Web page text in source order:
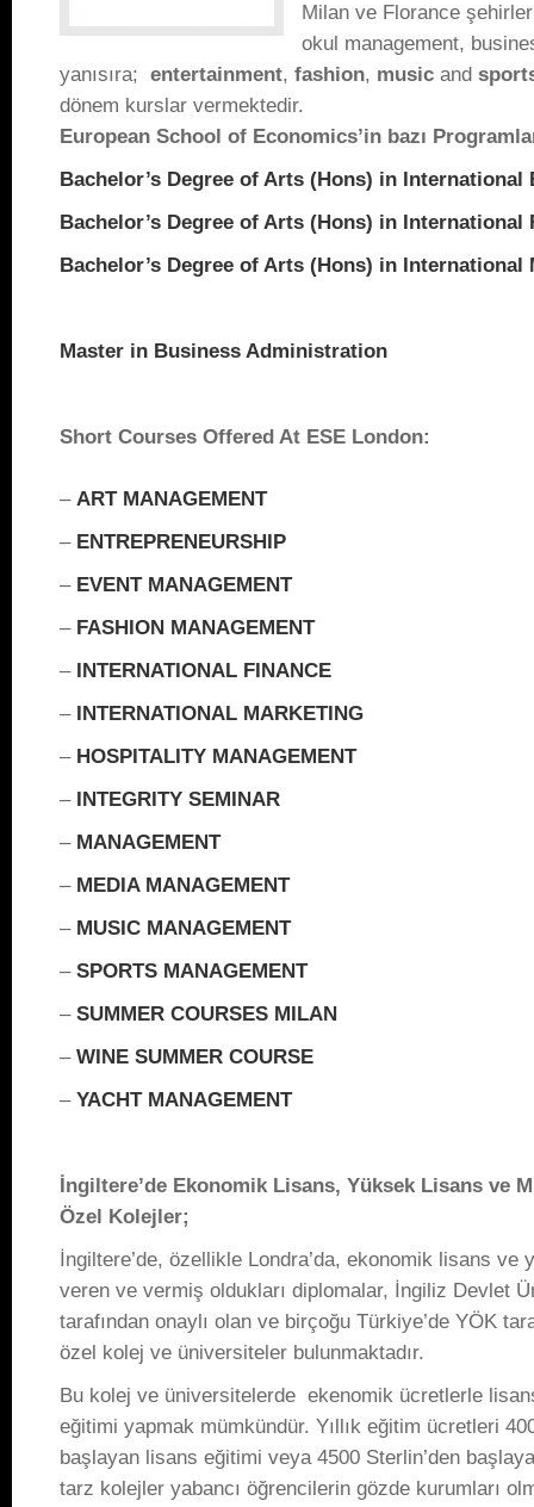
Milan ve Florance
okul management,
yanısıra; entertainment, fashion, music and
dönem kurslar vermektedir.
European School of Economics’in bazı
Bachelor’s Degree of Arts (Hons) in International
Bachelor’s Degree of Arts (Hons) in International
Bachelor’s Degree of Arts (Hons) in International
Master in Business Administration
Short Courses Offered At ESE London:
– ART MANAGEMENT
– ENTREPRENEURSHIP
– EVENT MANAGEMENT
– FASHION MANAGEMENT
– INTERNATIONAL FINANCE
– INTERNATIONAL MARKETING
– HOSPITALITY MANAGEMENT
– INTEGRITY SEMINAR
– MANAGEMENT
– MEDIA MANAGEMENT
– MUSIC MANAGEMENT
– SPORTS MANAGEMENT
– SUMMER COURSES MILAN
– WINE SUMMER COURSE
– YACHT MANAGEMENT
İngiltere’de Ekonomik Lisans, Yüksek Lisans ve
Özel Kolejler;
İngiltere’de, özellikle Londra’da, ekonomik lisans ve
veren ve vermiş oldukları diplomalar, İngiliz Devlet
tarafından onaylı olan ve birçoğu Türkiye’de YÖK
özel kolej ve üniversiteler bulunmaktadır.
Bu kolej ve üniversitelerde ekenomik ücretlerle
eğitimi yapmak mümkündür. Yıllık eğitim ücretleri
başlayan lisans eğitimi veya 4500 Sterlin’den
tarz kolejler yabancı öğrencilerin gözde kurumları